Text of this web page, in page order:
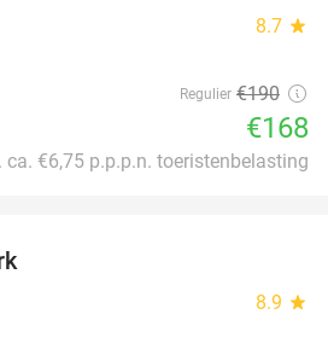
8.7 star
Regulier €190
€168
ca. €6,75 p.p.p.n. toeristenbelasting
8.9 star